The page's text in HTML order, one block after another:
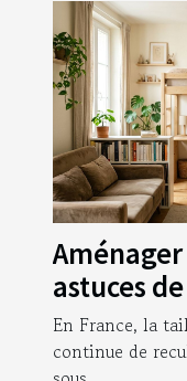
astuces
chaque
En France, la
continue de